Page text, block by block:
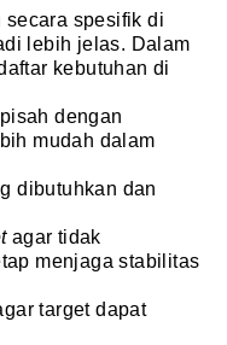
secara spesifik di
lebih jelas. Dalam
kebutuhan di
dengan
mudah dalam
dibutuhkan dan
agar tidak
menjaga stabilitas
target dapat